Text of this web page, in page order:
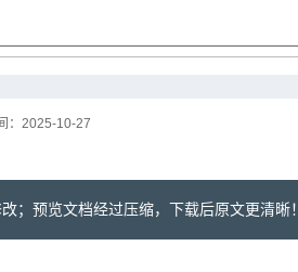
： 2025-10-27
；预览文档经过压缩，下载后原文更清晰！